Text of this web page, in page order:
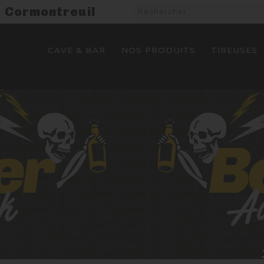
Cormontreuil
CAVE & BAR NOS PRODUITS TIREUSES